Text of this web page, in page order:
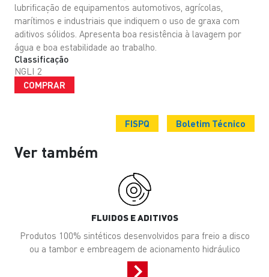
lubrificação de equipamentos automotivos, agrícolas,
marítimos e industriais que indiquem o uso de graxa com
aditivos sólidos. Apresenta boa resistência à lavagem por
água e boa estabilidade ao trabalho.
Classificação
NGLI 2
COMPRAR
FISPQ Boletim Técnico
Ver também
FLUIDOS E ADITIVOS
Produtos 100% sintéticos desenvolvidos para freio a disco
ou a tambor e embreagem de acionamento hidráulico